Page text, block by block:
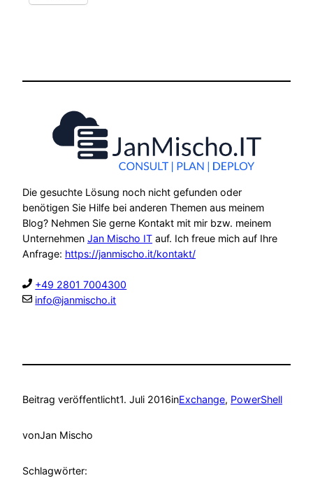
Die gesuchte Lösung noch nicht gefunden oder
benötigen Sie Hilfe bei anderen Themen aus meinem
Blog? Nehmen Sie gerne Kontakt mit mir bzw. meinem
Unternehmen Jan Mischo IT auf. Ich freue mich auf Ihre
Anfrage: https://janmischo.it/kontakt/
+49 2801 7004300
info@janmischo.it
Beitrag veröffentlicht1. Juli 2016inExchange, PowerShell
vonJan Mischo
Schlagwörter: